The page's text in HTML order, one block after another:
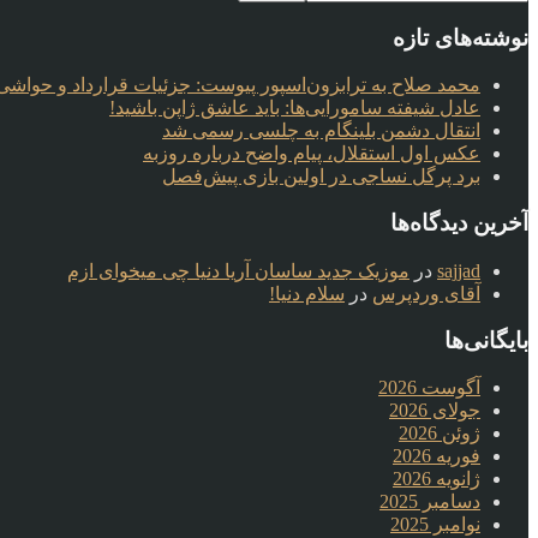
نوشته‌های تازه
محمد صلاح به ترابزون‌اسپور پیوست: جزئیات قرارداد و حواشی
عادل شیفته سامورایی‌ها: باید عاشق ژاپن باشید!
انتقال دشمن بلینگام به چلسی رسمی شد
عکس اول استقلال، پیام واضح درباره روزبه
برد پرگل نساجی در اولین بازی پیش‌فصل
آخرین دیدگاه‌ها
sajjad در موزیک جدید ساسان آریا دنیا چی میخوای ازم
آقای وردپرس در سلام دنیا!
بایگانی‌ها
آگوست 2026
جولای 2026
ژوئن 2026
فوریه 2026
ژانویه 2026
دسامبر 2025
نوامبر 2025